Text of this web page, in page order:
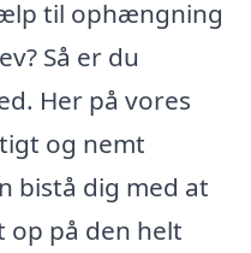
til ophængning
Så er du
Her på vores
og nemt
bistå dig med at
på den helt